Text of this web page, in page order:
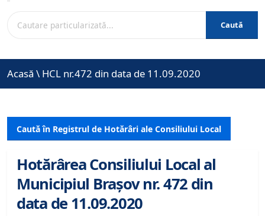
Caută
Acasă \ HCL nr.472 din data de 11.09.2020
Caută în Registrul de Hotărâri ale Consiliului Local
Hotărârea Consiliului Local al
Municipiul Brașov nr. 472 din
data de 11.09.2020